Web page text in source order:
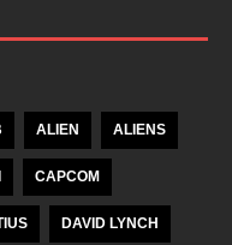
ALIEN ALIENS
CAPCOM
DAVID LYNCH